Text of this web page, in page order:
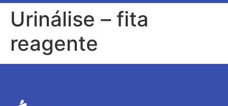
Urinálise – fita
reagente